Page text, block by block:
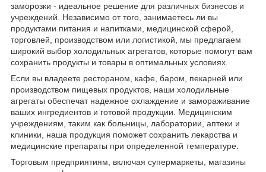
заморозки - идеальное решение для различных бизнесов и
учреждений. Независимо от того, занимаетесь ли вы
продуктами питания и напитками, медицинской сферой,
торговлей, производством или логистикой, мы предлагаем
широкий выбор холодильных агрегатов, которые помогут вам
сохранить продукты и товары в оптимальных условиях.
Если вы владеете рестораном, кафе, баром, пекарней или
производством пищевых продуктов, наши холодильные
агрегаты обеспечат надежное охлаждение и замораживание
ваших ингредиентов и готовой продукции. Медицинским
учреждениям, таким как больницы, лаборатории, аптеки и
клиники, наша продукция поможет сохранить лекарства и
медицинские препараты при определенной температуре.
Торговым предприятиям, включая супермаркеты, магазины